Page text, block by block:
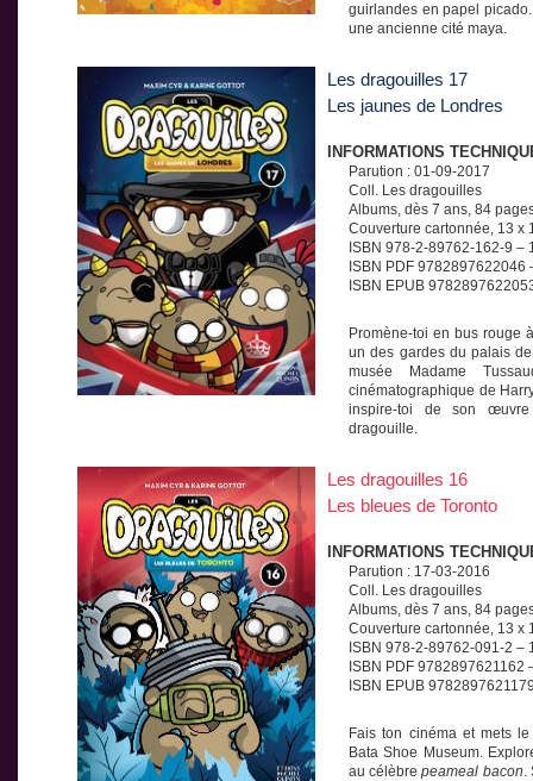
guirlandes en papel
une ancienne cité maya.
Les dragouilles 17
Les jaunes de Londres
INFORMATIONS
Parution : 01-09-2017
Coll. Les dragouilles
Albums, dès 7 ans, 84
Couverture cartonnée, 13 x
ISBN 978-2-89762-162-9 –
ISBN PDF 9782897622046
ISBN EPUB
Promène-toi en bus rouge
un des gardes du palais
musée Madame
cinématographique de
inspire-toi de son
dragouille.
Les dragouilles 16
Les bleues de Toronto
INFORMATIONS
Parution : 17-03-2016
Coll. Les dragouilles
Albums, dès 7 ans, 84
Couverture cartonnée, 13 x
ISBN 978-2-89762-091-2 –
ISBN PDF 9782897621162
ISBN EPUB
Fais ton cinéma et mets
Bata Shoe Museum.
au célèbrepeameal bacon.